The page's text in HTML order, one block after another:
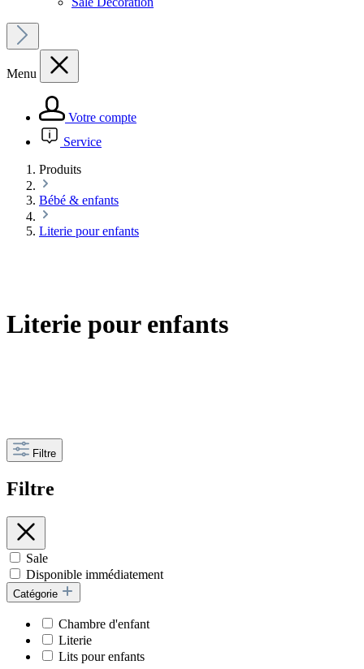
Menu
Votre compte
Service
Produits
Bébé & enfants
Literie pour enfants
Literie pour enfants
Filtre
Filtre
Sale
Disponible immédiatement
Catégorie
Chambre d'enfant
Literie
Lits pour enfants